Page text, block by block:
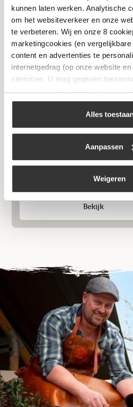
kunnen laten werken. Analytische
om het websiteverkeer en onze
te verbeteren. Wij en onze 8
marketingcookies (en
content en advertenties te
internetgedrag (op onze website
stemmen. U mag gegeven
intrekken. Voor meer informatie en
uw keuze op onze website
Alles
Aanpassen
Weigeren
Bekijk
Slangtule Buitendraad
Bekijk